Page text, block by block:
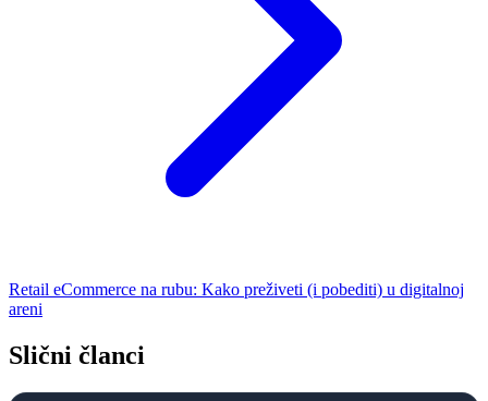
Retail eCommerce na rubu: Kako preživeti (i pobediti) u digitalnoj
areni
Slični članci